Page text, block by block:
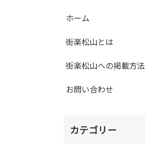
ホーム
街楽松山とは
街楽松山への掲載方法
お問い合わせ
カテゴリー